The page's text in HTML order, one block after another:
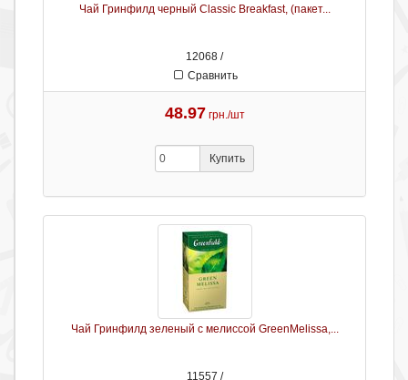
Чай Гринфилд черный Classic Breakfast, (пакет...
12068 /
Сравнить
48.97 грн./шт
Купить
Чай Гринфилд зеленый с мелиссой GreenMelissa,...
11557 /